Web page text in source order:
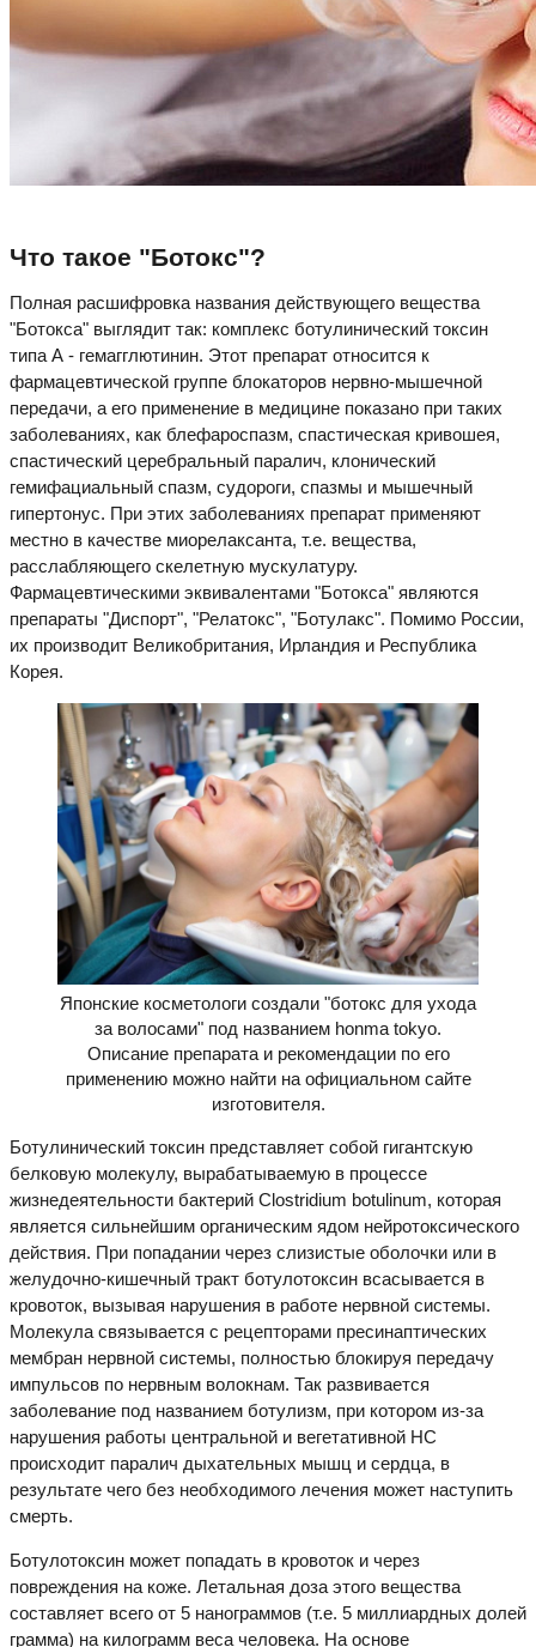
Что такое "Ботокс"?
Полная расшифровка названия действующего вещества
"Ботокса" выглядит так: комплекс ботулинический токсин
типа А - гемагглютинин. Этот препарат относится к
фармацевтической группе блокаторов нервно-мышечной
передачи, а его применение в медицине показано при таких
заболеваниях, как блефароспазм, спастическая кривошея,
спастический церебральный паралич, клонический
гемифациальный спазм, судороги, спазмы и мышечный
гипертонус. При этих заболеваниях препарат применяют
местно в качестве миорелаксанта, т.е. вещества,
расслабляющего скелетную мускулатуру.
Фармацевтическими эквивалентами "Ботокса" являются
препараты "Диспорт", "Релатокс", "Ботулакс". Помимо России,
их производит Великобритания, Ирландия и Республика
Корея.
Японские косметологи создали "ботокс для ухода
за волосами" под названием honma tokyo.
Описание препарата и рекомендации по его
применению можно найти на официальном сайте
изготовителя.
Ботулинический токсин представляет собой гигантскую
белковую молекулу, вырабатываемую в процессе
жизнедеятельности бактерий Clostridium botulinum, которая
является сильнейшим органическим ядом нейротоксического
действия. При попадании через слизистые оболочки или в
желудочно-кишечный тракт ботулотоксин всасывается в
кровоток, вызывая нарушения в работе нервной системы.
Молекула связывается с рецепторами пресинаптических
мембран нервной системы, полностью блокируя передачу
импульсов по нервным волокнам. Так развивается
заболевание под названием ботулизм, при котором из-за
нарушения работы центральной и вегетативной НС
происходит паралич дыхательных мышц и сердца, в
результате чего без необходимого лечения может наступить
смерть.
Ботулотоксин может попадать в кровоток и через
повреждения на коже. Летальная доза этого вещества
составляет всего от 5 нанограммов (т.е. 5 миллиардных долей
грамма) на килограмм веса человека. На основе